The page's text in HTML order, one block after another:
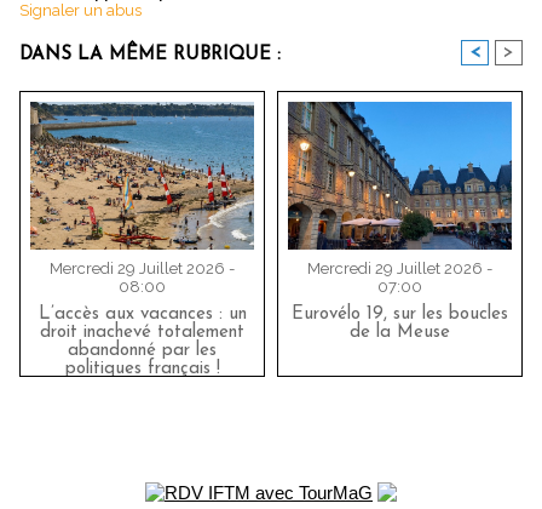
Signaler un abus
DANS LA MÊME RUBRIQUE : < >
Mercredi 29 Juillet 2026 -
08:00
L’accès aux vacances : un
droit inachevé totalement
abandonné par les
politiques français !
Mercredi 29 Juillet 2026 -
07:00
Eurovélo 19, sur les boucles
de la Meuse